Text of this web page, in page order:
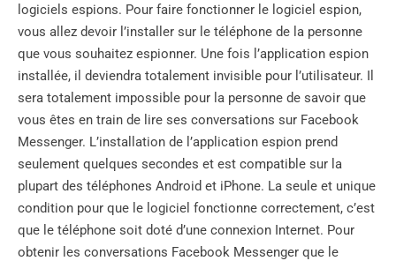
logiciels espions. Pour faire fonctionner le logiciel espion,
vous allez devoir l’installer sur le téléphone de la personne
que vous souhaitez espionner. Une fois l’application espion
installée, il deviendra totalement invisible pour l’utilisateur. Il
sera totalement impossible pour la personne de savoir que
vous êtes en train de lire ses conversations sur Facebook
Messenger. L’installation de l’application espion prend
seulement quelques secondes et est compatible sur la
plupart des téléphones Android et iPhone. La seule et unique
condition pour que le logiciel fonctionne correctement, c’est
que le téléphone soit doté d’une connexion Internet. Pour
obtenir les conversations Facebook Messenger que le